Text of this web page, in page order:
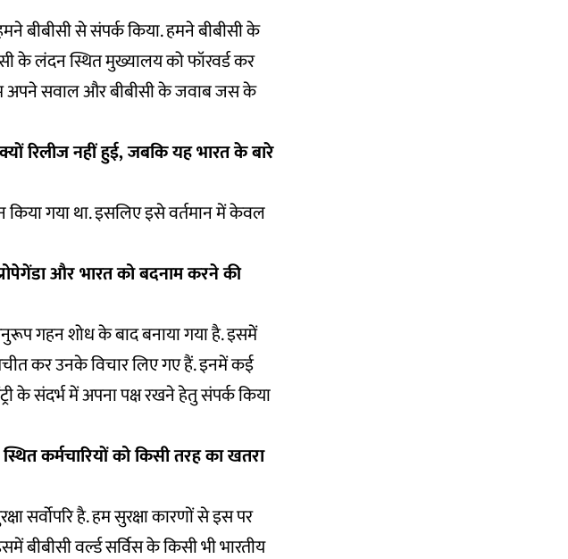
बीबीसी से संपर्क किया. हमने बीबीसी के
के लंदन स्थित मुख्यालय को फॉरवर्ड कर
अपने सवाल और बीबीसी के जवाब जस के
क्यों रिलीज नहीं हुई, जबकि यह भारत के बारे
गया था. इसलिए इसे वर्तमान में केवल
और भारत को बदनाम करने की
गहन शोध के बाद बनाया गया है. इसमें
कर उनके विचार लिए गए हैं. इनमें कई
के संदर्भ में अपना पक्ष रखने हेतु संपर्क किया
कर्मचारियों को किसी तरह का खतरा
सर्वोपरि है. हम सुरक्षा कारणों से इस पर
बीबीसी वर्ल्ड सर्विस के किसी भी भारतीय